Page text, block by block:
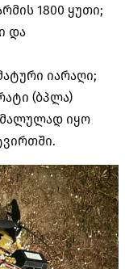
1800 ყუთი;
და
იარაღი;
(ბპლა)
იყო